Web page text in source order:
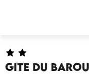
Gite du Barou